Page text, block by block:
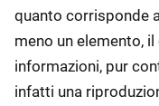
quanto corrisponde
meno un elemento,
informazioni, pur
infatti una